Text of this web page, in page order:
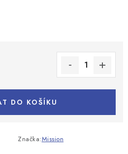
DO KOŠÍKU
Značka:Mission